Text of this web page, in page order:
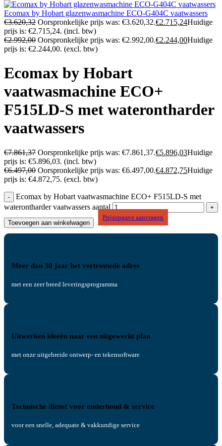
Ecomax by Hobart glazenwasmachine ECO-G404C vaatwassers
€3.620,32 Oorspronkelijke prijs was: €3.620,32.€2.715,24Huidige
prijs is: €2.715,24. (incl. btw)
€2.992,00 Oorspronkelijke prijs was: €2.992,00.€2.244,00Huidige
prijs is: €2.244,00. (excl. btw)
Ecomax by Hobart
vaatwasmachine ECO+
F515LD-S met waterontharder
vaatwassers
€7.861,37 Oorspronkelijke prijs was: €7.861,37.€5.896,03Huidige
prijs is: €5.896,03. (incl. btw)
€6.497,00 Oorspronkelijke prijs was: €6.497,00.€4.872,75Huidige
prijs is: €4.872,75. (excl. btw)
Ecomax by Hobart vaatwasmachine ECO+ F515LD-S met
waterontharder vaatwassers aantal
Toevoegen aan winkelwagen
Prijsopgave aanvragen
Meer dan 30 jaar het vertrouwde adres
met een zeer breed leveringsprogramma
Uitwerken ideeën naar een uitgewerkt plan
met onze uitgebreide ontwerp- en tekensoftware
Technische dienst voor onderhoud & service
voor een snelle, adequate & vakkundige service